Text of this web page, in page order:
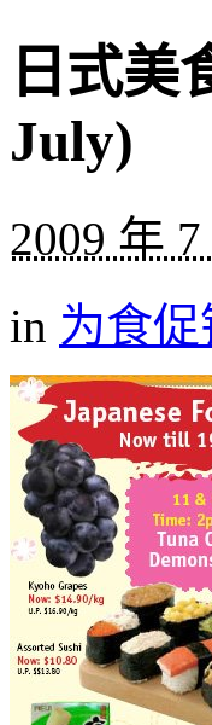
日式美
July)
2009 年 7
in 为食促